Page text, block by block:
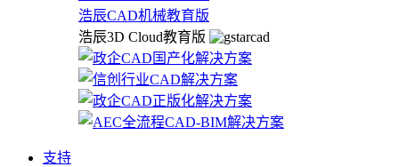
浩辰CAD机械教育版
浩辰3D Cloud教育版
支持